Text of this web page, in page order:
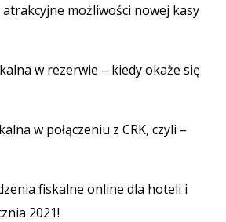
możliwości nowej kasy
w rezerwie – kiedy okaże się
w połączeniu z CRK, czyli –
fiskalne online dla hoteli i
2021!